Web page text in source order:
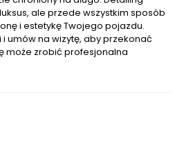
ale przede wszystkim sposób
i estetykę Twojego pojazdu.
i umów na wizytę, aby przekonać
może zrobić profesjonalna